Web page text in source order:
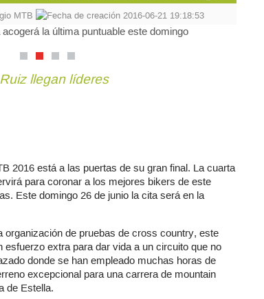
MTB 2016-06-21 19:18:53
llegan líderes
2016 está a las puertas de su gran final. La cuarta
para coronar a los mejores bikers de este
Este domingo 26 de junio la cita será en la
organización de pruebas de cross country, este
esfuerzo extra para dar vida a un circuito que no
donde se han empleado muchas horas de
excepcional para una carrera de mountain
de Estella.